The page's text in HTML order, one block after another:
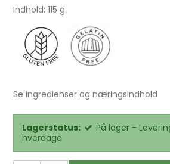
Indhold: 115 g.
Se ingredienser og næringsindhold
Lagerstatus:
På lager -
hverdage